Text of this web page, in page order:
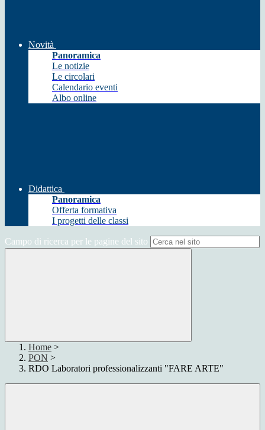
Novità
Panoramica
Le notizie
Le circolari
Calendario eventi
Albo online
Didattica
Panoramica
Offerta formativa
I progetti delle classi
Campo di ricerca per le pagine del sito
Home >
PON >
RDO Laboratori professionalizzanti "FARE ARTE"